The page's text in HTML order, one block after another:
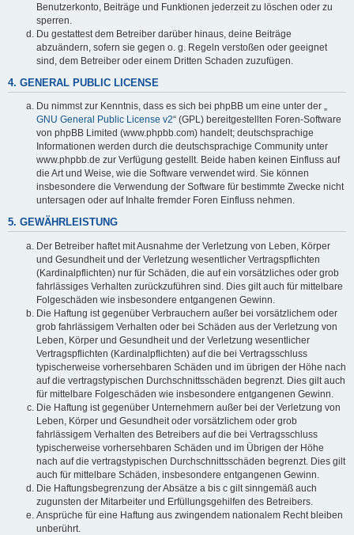
Benutzerkonto, Beiträge und Funktionen jederzeit zu löschen oder zu
sperren.
Du gestattest dem Betreiber darüber hinaus, deine Beiträge
abzuändern, sofern sie gegen o. g. Regeln verstoßen oder geeignet
sind, dem Betreiber oder einem Dritten Schaden zuzufügen.
4. GENERAL PUBLIC LICENSE
Du nimmst zur Kenntnis, dass es sich bei phpBB um eine unter der „
GNU General Public License v2“ (GPL) bereitgestellten Foren-Software
von phpBB Limited (www.phpbb.com) handelt; deutschsprachige
Informationen werden durch die deutschsprachige Community unter
www.phpbb.de zur Verfügung gestellt. Beide haben keinen Einfluss auf
die Art und Weise, wie die Software verwendet wird. Sie können
insbesondere die Verwendung der Software für bestimmte Zwecke nicht
untersagen oder auf Inhalte fremder Foren Einfluss nehmen.
5. GEWÄHRLEISTUNG
Der Betreiber haftet mit Ausnahme der Verletzung von Leben, Körper
und Gesundheit und der Verletzung wesentlicher Vertragspflichten
(Kardinalpflichten) nur für Schäden, die auf ein vorsätzliches oder grob
fahrlässiges Verhalten zurückzuführen sind. Dies gilt auch für mittelbare
Folgeschäden wie insbesondere entgangenen Gewinn.
Die Haftung ist gegenüber Verbrauchern außer bei vorsätzlichem oder
grob fahrlässigem Verhalten oder bei Schäden aus der Verletzung von
Leben, Körper und Gesundheit und der Verletzung wesentlicher
Vertragspflichten (Kardinalpflichten) auf die bei Vertragsschluss
typischerweise vorhersehbaren Schäden und im übrigen der Höhe nach
auf die vertragstypischen Durchschnittsschäden begrenzt. Dies gilt auch
für mittelbare Folgeschäden wie insbesondere entgangenen Gewinn.
Die Haftung ist gegenüber Unternehmern außer bei der Verletzung von
Leben, Körper und Gesundheit oder vorsätzlichem oder grob
fahrlässigem Verhalten des Betreibers auf die bei Vertragsschluss
typischerweise vorhersehbaren Schäden und im Übrigen der Höhe
nach auf die vertragstypischen Durchschnittsschäden begrenzt. Dies gilt
auch für mittelbare Schäden, insbesondere entgangenen Gewinn.
Die Haftungsbegrenzung der Absätze a bis c gilt sinngemäß auch
zugunsten der Mitarbeiter und Erfüllungsgehilfen des Betreibers.
Ansprüche für eine Haftung aus zwingendem nationalem Recht bleiben
unberührt.